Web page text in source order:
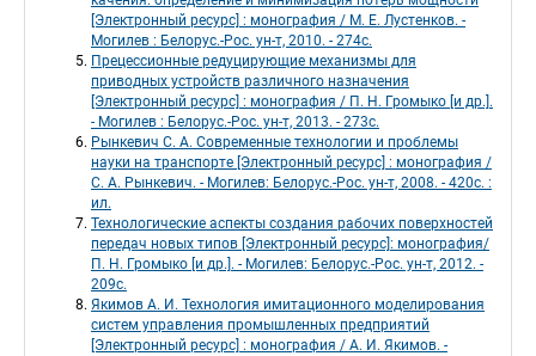
[Электронный ресурс] : монография / М. Е. Лустенков. -
Могилев : Белорус.-Рос. ун-т, 2010. - 274с.
Прецессионные редуцирующие механизмы для
приводных устройств различного назначения
[Электронный ресурс] : монография / П. Н. Громыко [и др.].
- Могилев : Белорус.-Рос. ун-т, 2013. - 273с.
Рынкевич С. А. Современные технологии и проблемы
науки на транспорте [Электронный ресурс] : монография /
С. А. Рынкевич. - Могилев: Белорус.-Рос. ун-т, 2008. - 420с. :
ил.
Технологические аспекты создания рабочих поверхностей
передач новых типов [Электронный ресурс]: монография/
П. Н. Громыко [и др.]. - Могилев: Белорус.-Рос. ун-т, 2012. -
209с.
Якимов А. И. Технология имитационного моделирования
систем управления промышленных предприятий
[Электронный ресурс] : монография / А. И. Якимов. -